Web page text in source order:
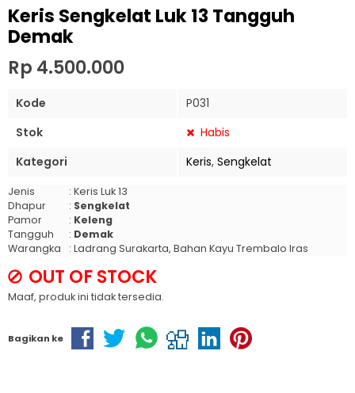
Keris Sengkelat Luk 13 Tangguh
Demak
Rp 4.500.000
Kode
P031
Stok
Habis
Kategori
Keris, Sengkelat
Jenis
: Keris Luk 13
Dhapur
: Sengkelat
Pamor
: Keleng
Tangguh
: Demak
Warangka
: Ladrang Surakarta, Bahan Kayu Trembalo Iras
OUT OF STOCK
Maaf, produk ini tidak tersedia.
Bagikan ke